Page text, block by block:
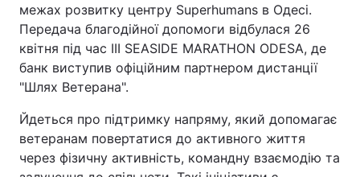
межах розвитку центру Superhumans в Одесі.
Передача благодійної допомоги відбулася 26
квітня під час III SEASIDE MARATHON ODESA, де
банк виступив офіційним партнером дистанції
"Шлях Ветерана".
Йдеться про підтримку напряму, який допомагає
ветеранам повертатися до активного життя
через фізичну активність, командну взаємодію та